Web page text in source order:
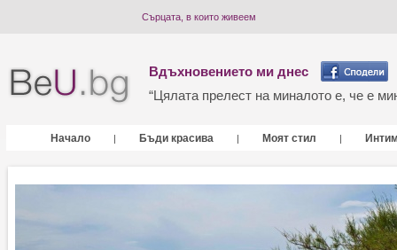
Сърцата, в които живеем
Вдъхновението ми днес
“Цялата прелест на миналото е, че е
Начало | Бъди красива | Моят стил |